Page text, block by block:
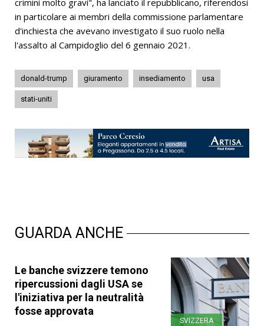
crimini molto gravi", ha lanciato il repubblicano, riferendosi
in particolare ai membri della commissione parlamentare
d'inchiesta che avevano investigato il suo ruolo nella
l'assalto al Campidoglio del 6 gennaio 2021.
donald-trump giuramento insediamento usa
stati-uniti
GUARDA ANCHE
Le banche svizzere temono
ripercussioni dagli USA se
l'iniziativa per la neutralità
fosse approvata
SVIZZERA